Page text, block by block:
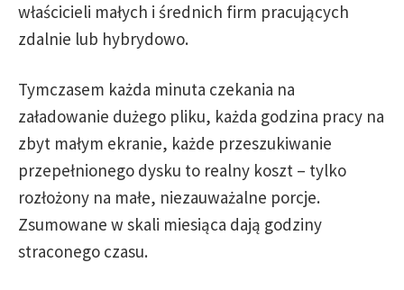
właścicieli małych i średnich firm pracujących
zdalnie lub hybrydowo.
Tymczasem każda minuta czekania na
załadowanie dużego pliku, każda godzina pracy na
zbyt małym ekranie, każde przeszukiwanie
przepełnionego dysku to realny koszt – tylko
rozłożony na małe, niezauważalne porcje.
Zsumowane w skali miesiąca dają godziny
straconego czasu.